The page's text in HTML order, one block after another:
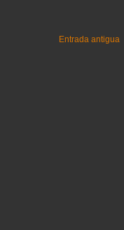
Entrada antigua